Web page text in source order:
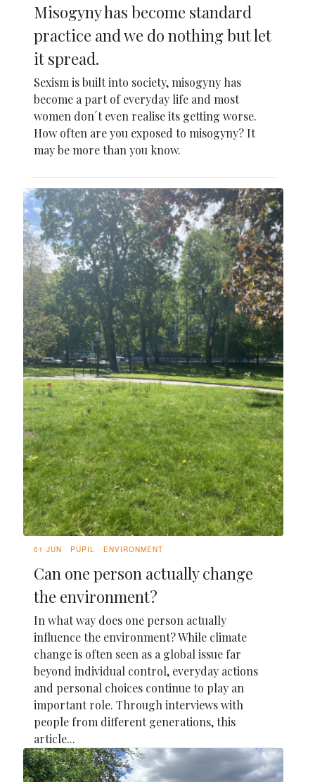
Misogyny has become standard
practice and we do nothing but let
it spread.
Sexism is built into society, misogyny has
become a part of everyday life and most
women don´t even realise its getting worse.
How often are you exposed to misogyny? It
may be more than you know.
01 JUN PUPIL ENVIRONMENT
Can one person actually change
the environment?
In what way does one person actually
influence the environment? While climate
change is often seen as a global issue far
beyond individual control, everyday actions
and personal choices continue to play an
important role. Through interviews with
people from different generations, this
article...